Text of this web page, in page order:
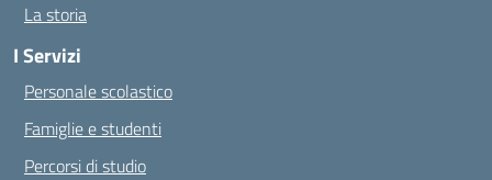
La storia
I Servizi
Personale scolastico
Famiglie e studenti
Percorsi di studio